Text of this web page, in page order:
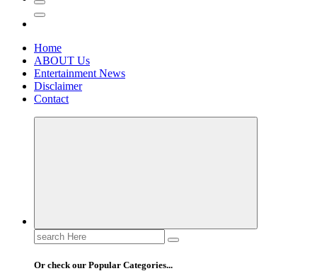
Home
ABOUT Us
Entertainment News
Disclaimer
Contact
Search
for:
Or check our Popular Categories...